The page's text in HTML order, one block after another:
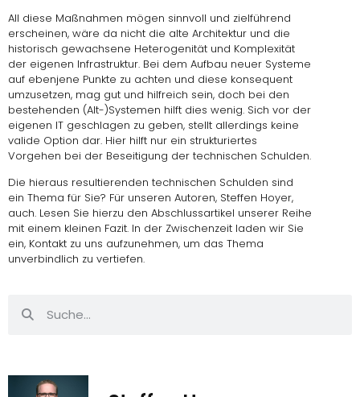
All diese Maßnahmen mögen sinnvoll und zielführend
erscheinen, wäre da nicht die alte Architektur und die
historisch gewachsene Heterogenität und Komplexität
der eigenen Infrastruktur. Bei dem Aufbau neuer Systeme
auf ebenjene Punkte zu achten und diese konsequent
umzusetzen, mag gut und hilfreich sein, doch bei den
bestehenden (Alt-)Systemen hilft dies wenig. Sich vor der
eigenen IT geschlagen zu geben, stellt allerdings keine
valide Option dar. Hier hilft nur ein strukturiertes
Vorgehen bei der Beseitigung der technischen Schulden.
Die hieraus resultierenden technischen Schulden sind
ein Thema für Sie? Für unseren Autoren, Steffen Hoyer,
auch. Lesen Sie hierzu den Abschlussartikel unserer Reihe
mit einem kleinen Fazit. In der Zwischenzeit laden wir Sie
ein, Kontakt zu uns aufzunehmen, um das Thema
unverbindlich zu vertiefen.